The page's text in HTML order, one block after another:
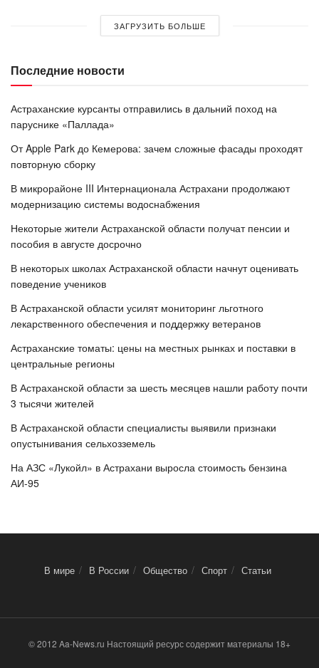
ЗАГРУЗИТЬ БОЛЬШЕ
Последние новости
Астраханские курсанты отправились в дальний поход на
паруснике «Паллада»
От Apple Park до Кемерова: зачем сложные фасады проходят
повторную сборку
В микрорайоне III Интернационала Астрахани продолжают
модернизацию системы водоснабжения
Некоторые жители Астраханской области получат пенсии и
пособия в августе досрочно
В некоторых школах Астраханской области начнут оценивать
поведение учеников
В Астраханской области усилят мониторинг льготного
лекарственного обеспечения и поддержку ветеранов
Астраханские томаты: цены на местных рынках и поставки в
центральные регионы
В Астраханской области за шесть месяцев нашли работу почти
3 тысячи жителей
В Астраханской области специалисты выявили признаки
опустынивания сельхозземель
На АЗС «Лукойл» в Астрахани выросла стоимость бензина
АИ-95
В мире В России Общество Спорт Статьи
© 2012 Aa-News.ru Настоящий ресурс содержит материалы 18+